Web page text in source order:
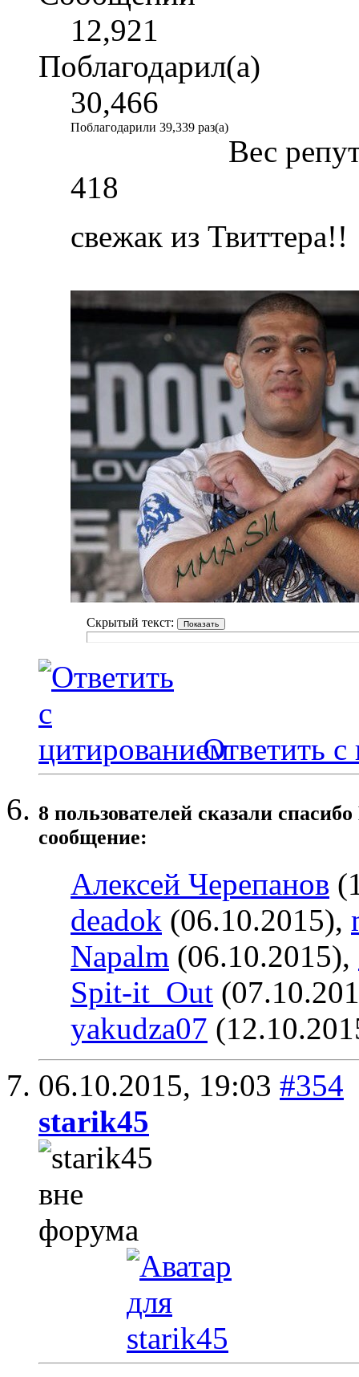
12,921
Поблагодарил(а)
30,466
Поблагодарили 39,339 раз(а)
Вес
418
свежак из Твиттера!!
Скрытый текст:
Ответить с
8 пользователей сказали
сообщение:
Алексей Черепанов
deadok (06.10.2015),
Napalm (06.10.2015),
Spit-it_Out
yakudza07
06.10.2015, 19:03 #354
starik45